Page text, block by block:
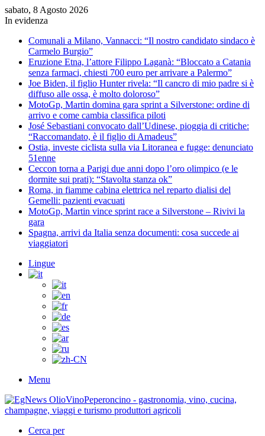
sabato, 8 Agosto 2026
In evidenza
Comunali a Milano, Vannacci: “Il nostro candidato sindaco è
Carmelo Burgio”
Eruzione Etna, l’attore Filippo Laganà: “Bloccato a Catania
senza farmaci, chiesti 700 euro per arrivare a Palermo”
Joe Biden, il figlio Hunter rivela: “Il cancro di mio padre si è
diffuso alle ossa, è molto doloroso”
MotoGp, Martin domina gara sprint a Silverstone: ordine di
arrivo e come cambia classifica piloti
José Sebastiani convocato dall’Udinese, pioggia di critiche:
“Raccomandato, è il figlio di Amadeus”
Ostia, investe ciclista sulla via Litoranea e fugge: denunciato
51enne
Ceccon torna a Parigi due anni dopo l’oro olimpico (e le
dormite sui prati): “Stavolta stanza ok”
Roma, in fiamme cabina elettrica nel reparto dialisi del
Gemelli: pazienti evacuati
MotoGp, Martin vince sprint race a Silverstone – Rivivi la
gara
Spagna, arrivi da Italia senza documenti: cosa succede ai
viaggiatori
Lingue
Menu
Cerca per